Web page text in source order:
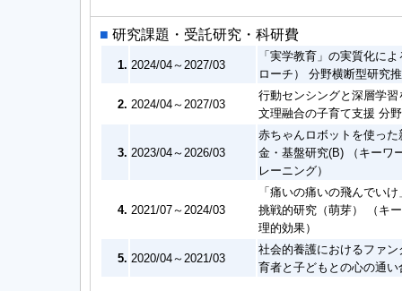
■ 研究課題・受託研究・科研費
1. 2024/04～2027/03
「実学教育」の実質化に
ローチ） 分野横断型研究
2. 2024/04～2027/03
行動センシングと深層学
文理融合の子育て支援 分
3. 2023/04～2026/03
赤ちゃんロボットを使っ
金・基盤研究(B) （キーワ
レーニング）
4. 2021/07～2024/03
「痛いの痛いの飛んでい
挑戦的研究（萌芽） （キ
理的効果）
5. 2020/04～2021/03
社会的養護におけるファ
育者と子どもとの心の通